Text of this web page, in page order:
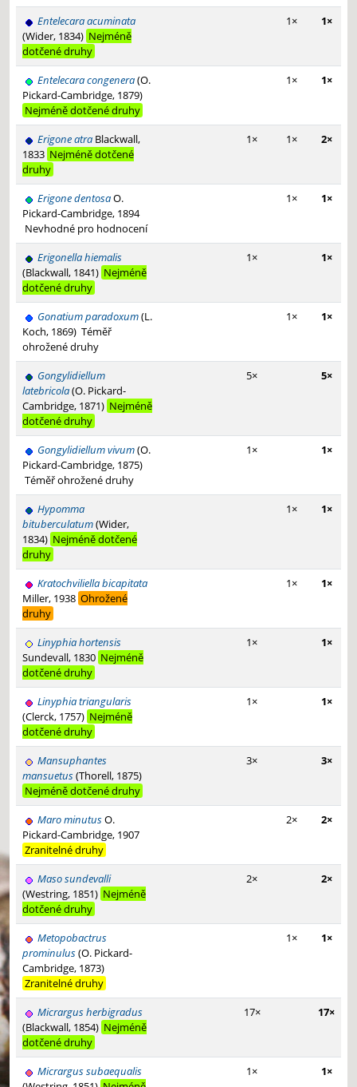
Entelecara acuminata
(Wider, 1834) Nejméně
dotčené druhy
1× 1×
Entelecara congenera(O.
Pickard-Cambridge, 1879)
Nejméně dotčené druhy
1× 1×
Erigone atra Blackwall,
1833 Nejméně dotčené
druhy
1× 1× 2×
Erigone dentosaO.
Pickard-Cambridge, 1894
Nevhodné pro hodnocení
1× 1×
Erigonella hiemalis
(Blackwall, 1841) Nejméně
dotčené druhy
1× 1×
Gonatium paradoxum(L.
Koch, 1869) Téměř
ohrožené druhy
1× 1×
Gongylidiellum
latebricola(O. Pickard-
Cambridge, 1871) Nejméně
dotčené druhy
5× 5×
Gongylidiellum vivum(O.
Pickard-Cambridge, 1875)
Téměř ohrožené druhy
1× 1×
Hypomma
bituberculatum(Wider,
1834) Nejméně dotčené
druhy
1× 1×
Kratochviliella bicapitata
Miller, 1938 Ohrožené
druhy
1× 1×
Linyphia hortensis
Sundevall, 1830 Nejméně
dotčené druhy
1× 1×
Linyphia triangularis
(Clerck, 1757) Nejméně
dotčené druhy
1× 1×
Mansuphantes
mansuetus(Thorell, 1875)
Nejméně dotčené druhy
3× 3×
Maro minutusO.
Pickard-Cambridge, 1907
Zranitelné druhy
2× 2×
Maso sundevalli
(Westring, 1851) Nejméně
dotčené druhy
2× 2×
Metopobactrus
prominulus(O. Pickard-
Cambridge, 1873)
Zranitelné druhy
1× 1×
Micrargus herbigradus
(Blackwall, 1854) Nejméně
dotčené druhy
17× 17×
Micrargus subaequalis
1× 1×